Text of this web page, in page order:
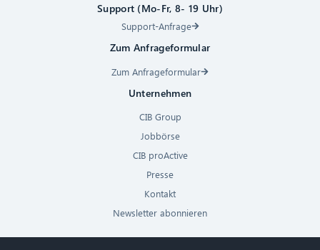
Support (Mo-Fr, 8- 19 Uhr)
Support-Anfrage
Zum Anfrageformular
Zum Anfrageformular
Unternehmen
CIB Group
Jobbörse
CIB proActive
Presse
Kontakt
Newsletter abonnieren